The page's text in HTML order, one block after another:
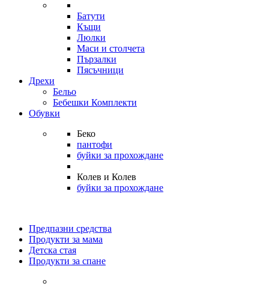
Батути
Къщи
Люлки
Маси и столчета
Пързалки
Пясъчници
Дрехи
Бельо
Бебешки Комплекти
Обувки
Беко
пантофи
буйки за прохождане
Колев и Колев
буйки за прохождане
Предпазни средства
Продукти за мама
Детска стая
Продукти за спане